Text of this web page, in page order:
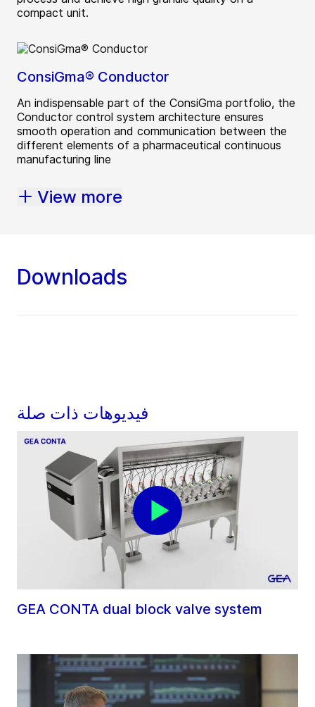
compact unit.
ConsiGma® Conductor
An indispensable part of the ConsiGma portfolio, the
Conductor control system architecture ensures
smooth operation and communication between the
different elements of a pharmaceutical continuous
manufacturing line
View more
Downloads
فيديوهات ذات صلة
GEA CONTA dual block valve system